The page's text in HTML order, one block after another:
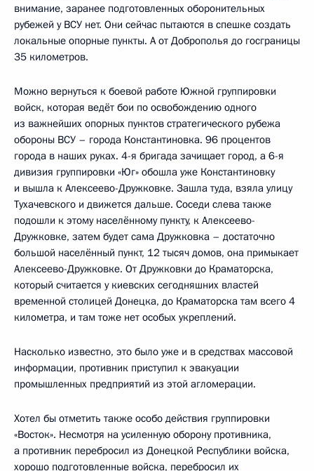
внимание, заранее подготовленных оборонительных
рубежей у ВСУ нет. Они сейчас пытаются в спешке создать
локальные опорные пункты. А от Доброполья до госграницы
35 километров.
Можно вернуться к боевой работе Южной группировки
войск, которая ведёт бои по освобождению одного
из важнейших опорных пунктов стратегического рубежа
обороны ВСУ – города Константиновка. 96 процентов
города в наших руках. 4-я бригада зачищает город, а 6-я
дивизия группировки «Юг» обошла уже Константиновку
и вышла к Алексеево-Дружковке. Зашла туда, взяла улицу
Тухачевского и движется дальше. Соседи слева также
подошли к этому населённому пункту, к Алексеево-
Дружковке, затем будет сама Дружковка – достаточно
большой населённый пункт, 12 тысяч домов, она примыкает
Алексеево-Дружковке. От Дружковки до Краматорска,
который считается у киевских сегодняшних властей
временной столицей Донецка, до Краматорска там всего 4
километра, и там тоже нет особых укреплений.
Насколько известно, это было уже и в средствах массовой
информации, противник приступил к эвакуации
промышленных предприятий из этой агломерации.
Хотел бы отметить также особо действия группировки
«Восток». Несмотря на усиленную оборону противника,
а противник перебросил из Донецкой Республики войска,
хорошо подготовленные войска, перебросил их